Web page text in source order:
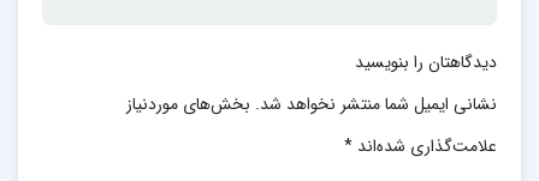
دیدگاهتان را بنویسید
نشانی ایمیل شما منتشر نخواهد شد. بخش‌های موردنیاز
علامت‌گذاری شده‌اند *